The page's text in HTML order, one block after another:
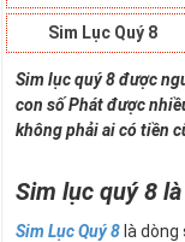
Sim Lục Quý 8
Sim lục quý 8 được
con số Phát được
không phải ai có tiền
Sim lục quý 8
Sim Lục Quý 8 là